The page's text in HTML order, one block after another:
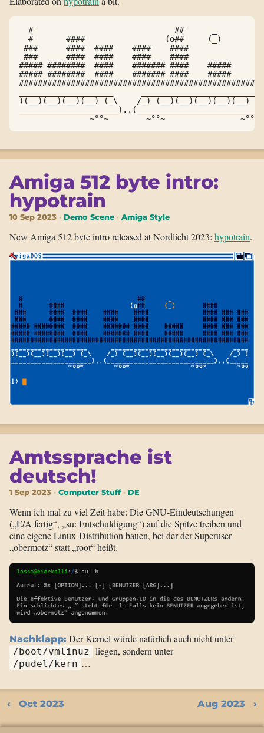
#                              ##
  #	  ####		       (o##	(_)	  ####
###	  ####	####	####	####		  #### ### ##
###	  ####	####	####	####		  #### ### ##
##### ########	####	#######	####	#####	  #### ### ##
##### ########	####	#######	####	#####	  #### ### ##
)(__)(__)(__)(__) (_\    /_)
~°°~        ~°°~                ~°°~
Amiga 512 byte intro:
hypotrain
10 Sep 2023 Demo Scene Amiga Style
New Amiga 512 byte intro released at Nordlicht 2023: hypotrain.
Amtssprache ist
deutsch!
1 Sep 2023 Computer Stuff DE
Wenn ich mal zu viel Zeit habe: Die GNU-Eindeutschungen
(„E/A fertig“, „su: Entschuldigung“) auf die Spitze treiben und
eine eigene Linux-Distribution bauen, bei der der Superuser
„obermotz“ statt „root“ heißt.
Nachklapp: Der Kernel würde natürlich auch nicht unter
/boot/vmlinuz liegen, sondern unter
/pudel/kern …
Oct 2023 Aug 2023